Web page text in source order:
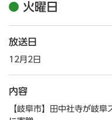
火曜日
放送日
12月2日
内容
【岐阜市】田中社寺が岐